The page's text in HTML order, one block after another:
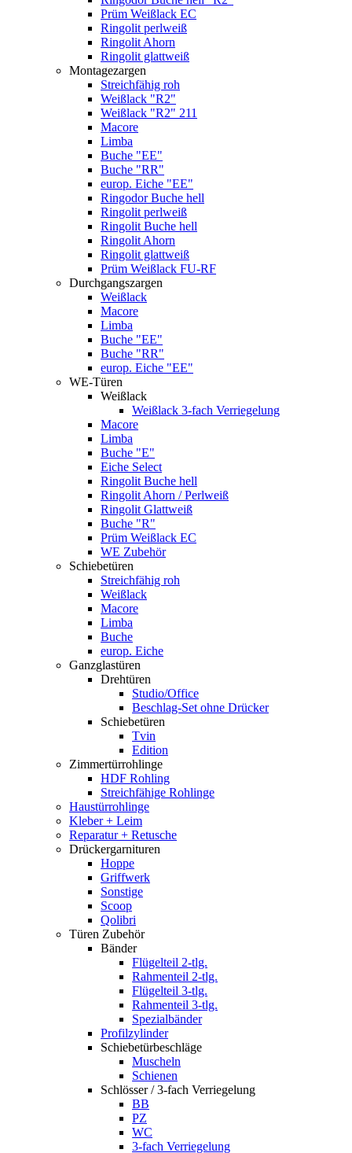
Prüm Weißlack EC
Ringolit perlweiß
Ringolit Ahorn
Ringolit glattweiß
Montagezargen
Streichfähig roh
Weißlack "R2"
Weißlack "R2" 211
Macore
Limba
Buche "EE"
Buche "RR"
europ. Eiche "EE"
Ringodor Buche hell
Ringolit perlweiß
Ringolit Buche hell
Ringolit Ahorn
Ringolit glattweiß
Prüm Weißlack FU-RF
Durchgangszargen
Weißlack
Macore
Limba
Buche "EE"
Buche "RR"
europ. Eiche "EE"
WE-Türen
Weißlack
Weißlack 3-fach Verriegelung
Macore
Limba
Buche "E"
Eiche Select
Ringolit Buche hell
Ringolit Ahorn / Perlweiß
Ringolit Glattweiß
Buche "R"
Prüm Weißlack EC
WE Zubehör
Schiebetüren
Streichfähig roh
Weißlack
Macore
Limba
Buche
europ. Eiche
Ganzglastüren
Drehtüren
Studio/Office
Beschlag-Set ohne Drücker
Schiebetüren
Tvin
Edition
Zimmertürrohlinge
HDF Rohling
Streichfähige Rohlinge
Haustürrohlinge
Kleber + Leim
Reparatur + Retusche
Drückergarnituren
Hoppe
Griffwerk
Sonstige
Scoop
Qolibri
Türen Zubehör
Bänder
Flügelteil 2-tlg.
Rahmenteil 2-tlg.
Flügelteil 3-tlg.
Rahmenteil 3-tlg.
Spezialbänder
Profilzylinder
Schiebetürbeschläge
Muscheln
Schienen
Schlösser / 3-fach Verriegelung
BB
PZ
WC
3-fach Verriegelung